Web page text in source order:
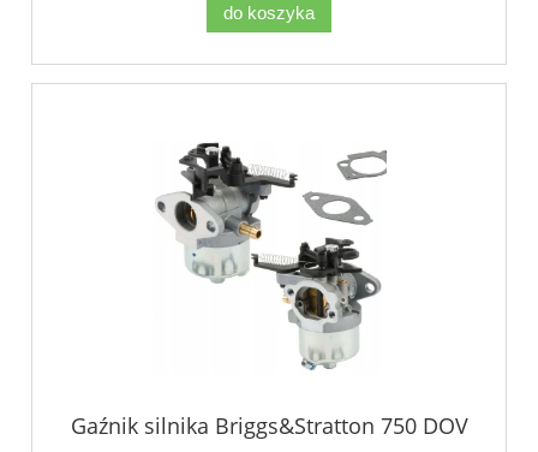
do koszyka
Gaźnik silnika Briggs&Stratton 750 DOV